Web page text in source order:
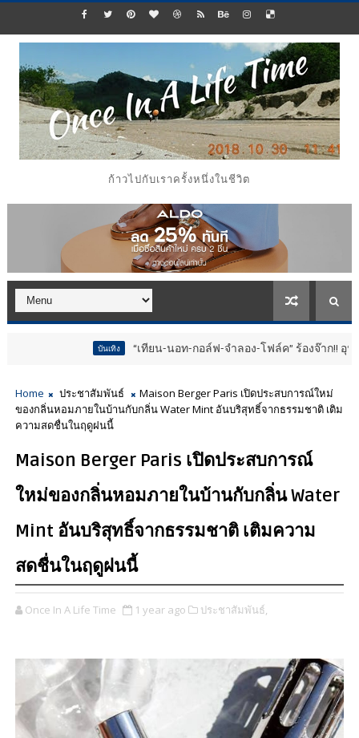
ก้าวไปกับเราครั้งหนึ่งในชีวิต
“เทียน-นอท-กอล์ฟ-จำลอง-โฟล์ค” ร้องจ๊าก!! อุปกรณ์ม่วนจ
Home ประชาสัมพันธ์
Maison Berger Paris เปิดประสบการณ์ใหม่
ของกลิ่นหอมภายในบ้านกับกลิ่น Water Mint อันบริสุทธิ์จากธรรมชาติ เติม
ความสดชื่นในฤดูฝนนี้
Maison Berger Paris เปิดประสบการณ์
ใหม่ของกลิ่นหอมภายในบ้านกับกลิ่น Water
Mint อันบริสุทธิ์จากธรรมชาติ เติมความ
สดชื่นในฤดูฝนนี้
Once In A Life Time 1 year ago ประชาสัมพันธ์,